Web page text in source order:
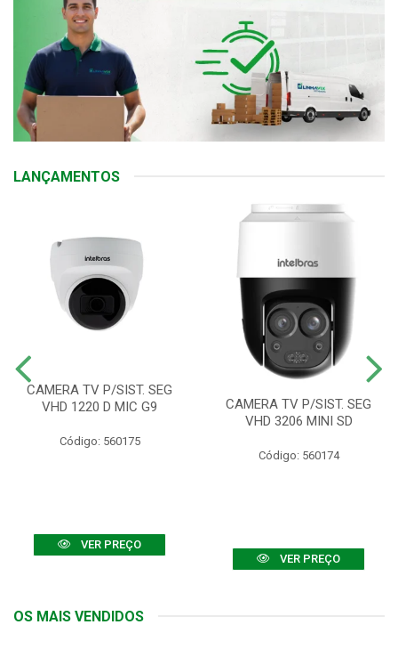
LANÇAMENTOS
CAMERA TV P/SIST. SEG
VHD 1220 D MIC G9
Código: 560175
VER PREÇO
CAMERA TV P/SIST. SEG
VHD 3206 MINI SD
Código: 560174
VER PREÇO
OS MAIS VENDIDOS